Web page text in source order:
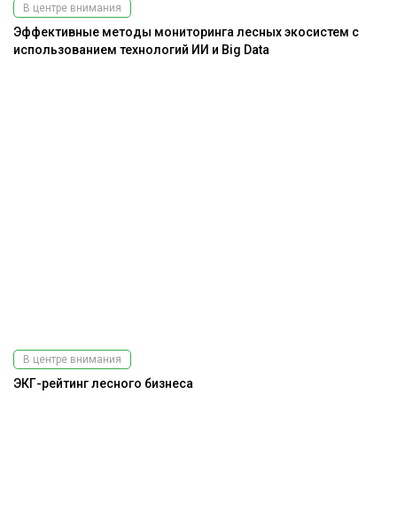
В центре внимания
Эффективные методы мониторинга лесных экосистем с
использованием технологий ИИ и Big Data
В центре внимания
ЭКГ-рейтинг лесного бизнеса